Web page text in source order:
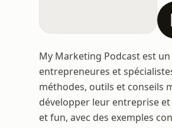
My Marketing Podcast est
entrepreneures et
méthodes, outils et conseils
développer leur entreprise
et fun, avec des exemples